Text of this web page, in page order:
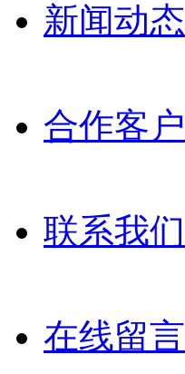
新闻动态
合作客户
联系我们
在线留言